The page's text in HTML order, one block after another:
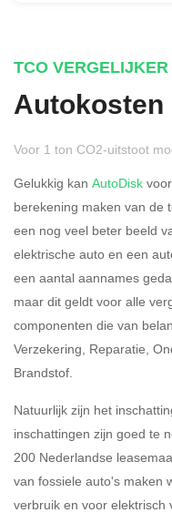
Rijdt u meer dan
kilometer
37,07%
TCO VERGELIJKER
Autokosten
Voor 1 ton CO2-uitstoot
Gelukkig kan AutoDisk
berekening maken van de
een nog veel beter beeld
elektrische auto en een
een aantal aannames
maar dit geldt voor alle
componenten die van
Verzekering, Reparatie,
Brandstof.
Natuurlijk zijn het
inschattingen zijn goed te
200 Nederlandse
van fossiele auto's maken
verbruik en voor elektrisch